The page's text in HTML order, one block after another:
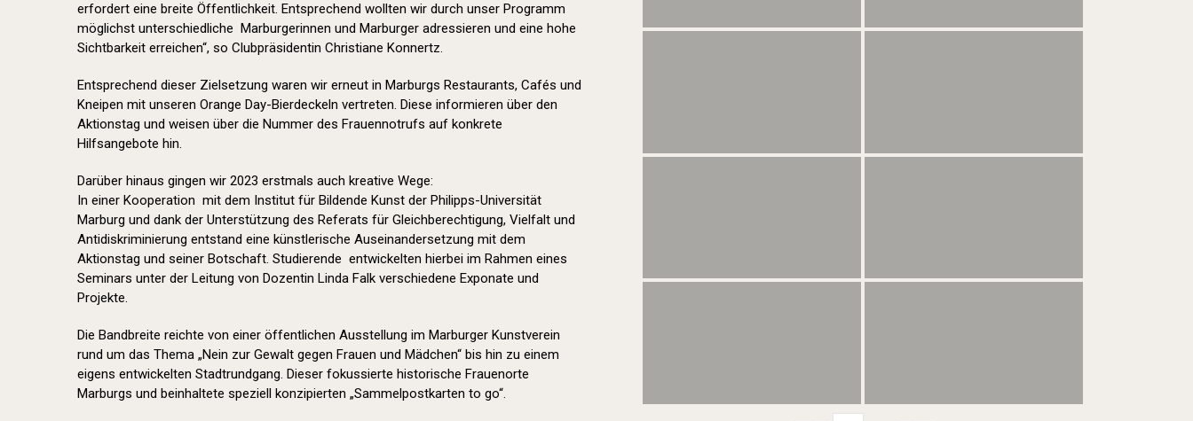
erfordert eine breite Öffentlichkeit. Entsprechend wollten wir durch unser Programm
möglichst unterschiedliche Marburgerinnen und Marburger adressieren und eine hohe
Sichtbarkeit erreichen“, so Clubpräsidentin Christiane Konnertz.
Entsprechend dieser Zielsetzung waren wir erneut in Marburgs Restaurants, Cafés und
Kneipen mit unseren Orange Day-Bierdeckeln vertreten. Diese informieren über den
Aktionstag und weisen über die Nummer des Frauennotrufs auf konkrete
Hilfsangebote hin.
Darüber hinaus gingen wir 2023 erstmals auch kreative Wege:
In einer Kooperation mit dem Institut für Bildende Kunst der Philipps-Universität
Marburg und dank der Unterstützung des Referats für Gleichberechtigung, Vielfalt und
Antidiskriminierung entstand eine künstlerische Auseinandersetzung mit dem
Aktionstag und seiner Botschaft. Studierende entwickelten hierbei im Rahmen eines
Seminars unter der Leitung von Dozentin Linda Falk verschiedene Exponate und
Projekte.
Die Bandbreite reichte von einer öffentlichen Ausstellung im Marburger Kunstverein
rund um das Thema „Nein zur Gewalt gegen Frauen und Mädchen“ bis hin zu einem
eigens entwickelten Stadtrundgang. Dieser fokussierte historische Frauenorte
Marburgs und beinhaltete speziell konzipierten „Sammelpostkarten to go“.